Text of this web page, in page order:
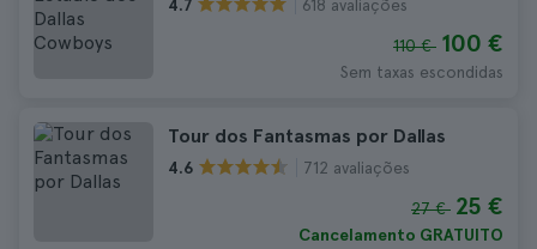
4.7 618 avaliações
110 € 100 €
Sem taxas escondidas
Tour dos Fantasmas por Dallas
4.6 712 avaliações
27 € 25 €
Cancelamento GRATUITO